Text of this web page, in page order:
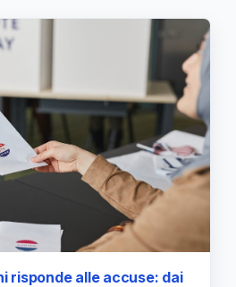
risponde alle accuse: dai